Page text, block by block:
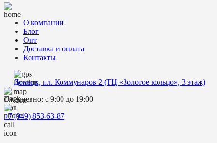
О компании
Блог
Опт
Доставка и оплата
Контакты
Донецк, пл. Коммунаров 2 (ТЦ «Золотое кольцо», 3 этаж)
Ежедневно: с 9:00 до 19:00
+7 (949) 853-63-87